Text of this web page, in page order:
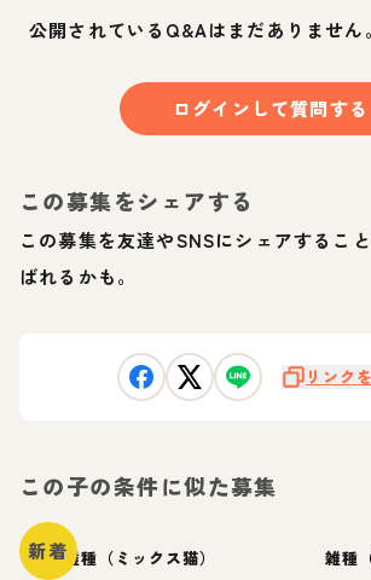
公開されているQ&Aはまだありません。
ログインして質問する
この募集をシェアする
この募集を友達やSNSにシェアするこ
ばれるかも。
リンク
この子の条件に似た募集
新着雑種（ミックス猫） 雑種